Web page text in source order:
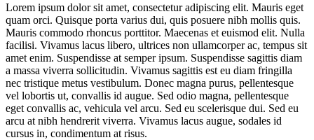
Lorem ipsum dolor sit amet, consectetur adipiscing elit. Mauris eget
quam orci. Quisque porta varius dui, quis posuere nibh mollis quis.
Mauris commodo rhoncus porttitor. Maecenas et euismod elit. Nulla
facilisi. Vivamus lacus libero, ultrices non ullamcorper ac, tempus sit
amet enim. Suspendisse at semper ipsum. Suspendisse sagittis diam
a massa viverra sollicitudin. Vivamus sagittis est eu diam fringilla
nec tristique metus vestibulum. Donec magna purus, pellentesque
vel lobortis ut, convallis id augue. Sed odio magna, pellentesque
eget convallis ac, vehicula vel arcu. Sed eu scelerisque dui. Sed eu
arcu at nibh hendrerit viverra. Vivamus lacus augue, sodales id
cursus in, condimentum at risus.